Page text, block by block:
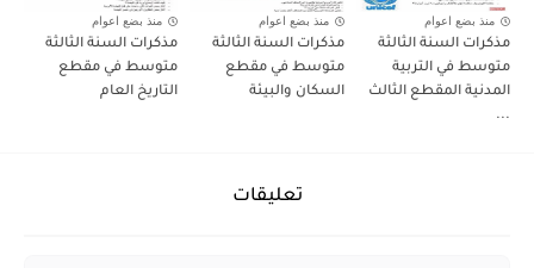
منذ بضع اعوام
مذكرات السنة الثالثة
متوسط في التربية
المدنية المقطع الثالث
...
منذ بضع اعوام
مذكرات السنة الثالثة
متوسط في مقطع
السكان والبيئة
منذ بضع اعوام
مذكرات السنة الثالثة
متوسط في مقطع
التاريخ العام
تعليقات